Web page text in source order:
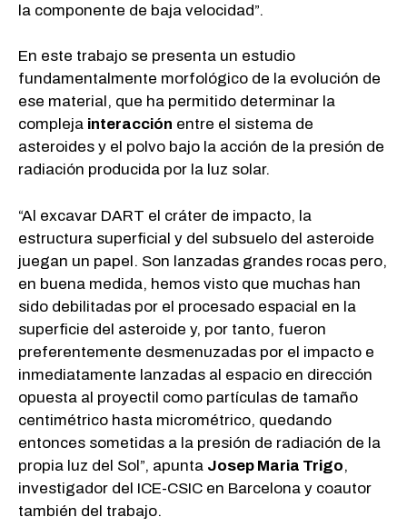
la componente de baja velocidad”.
En este trabajo se presenta un estudio
fundamentalmente morfológico de la evolución de
ese material, que ha permitido determinar la
compleja interacción entre el sistema de
asteroides y el polvo bajo la acción de la presión de
radiación producida por la luz solar.
“Al excavar DART el cráter de impacto, la
estructura superficial y del subsuelo del asteroide
juegan un papel. Son lanzadas grandes rocas pero,
en buena medida, hemos visto que muchas han
sido debilitadas por el procesado espacial en la
superficie del asteroide y, por tanto, fueron
preferentemente desmenuzadas por el impacto e
inmediatamente lanzadas al espacio en dirección
opuesta al proyectil como partículas de tamaño
centimétrico hasta micrométrico, quedando
entonces sometidas a la presión de radiación de la
propia luz del Sol”, apunta Josep Maria Trigo,
investigador del ICE-CSIC en Barcelona y coautor
también del trabajo.